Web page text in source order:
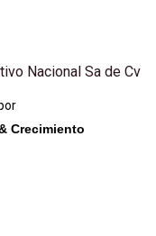
Nacional Sa de Cv
Crecimiento